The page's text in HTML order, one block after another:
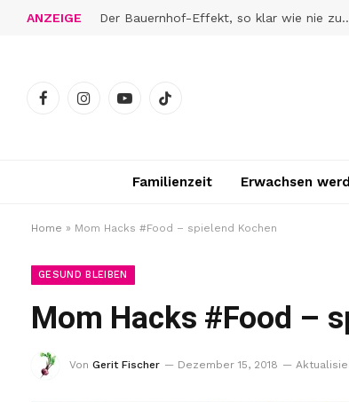
ANZEIGE Der Bauernhof-
FacebookInstagramYouTubeTikTok
Familienzeit Erwachsen
Home » Mom Hacks #Food – spielend Kochen
GESUND BLEIBEN
Mom Hacks #Food –
Von Gerit Fischer Dezember 15, 2018